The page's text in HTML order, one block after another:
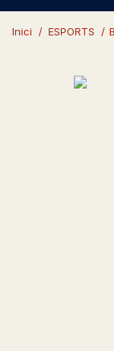
Inici / ESPORTS /